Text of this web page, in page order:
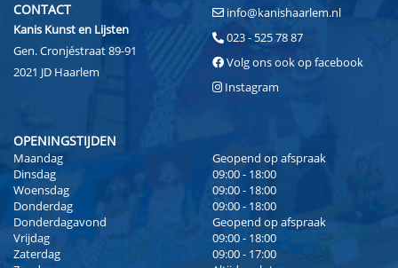
CONTACT
Kanis Kunst en Lijsten
Gen. Cronjéstraat 89-91
2021 JD Haarlem
info@kanishaarlem.nl
023 - 525 78 87
Volg ons ook op facebook
Instagram
OPENINGSTIJDEN
Maandag
Geopend op afspraak
Dinsdag
09:00 - 18:00
Woensdag
09:00 - 18:00
Donderdag
09:00 - 18:00
Donderdagavond
Geopend op afspraak
Vrijdag
09:00 - 18:00
Zaterdag
09:00 - 17:00